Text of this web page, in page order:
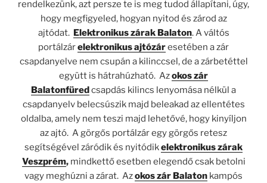
rendelkezünk, azt persze te is meg tudod állapítani, úgy,
hogy megfigyeled, hogyan nyitod és zárod az
ajtódat. Elektronikus zárak Balaton.A váltós
portálzárelektronikus ajtózáresetében a zár
csapdanyelve nem csupán a kilinccsel, de a zárbetéttel
együtt is hátrahúzható. Azokos zár
Balatonfüredcsapdás kilincs lenyomása nélkül a
csapdanyelv belecsúszik majd beleakad az ellentétes
oldalba, amely nem teszi majd lehetővé, hogy kinyíljon
az ajtó. A görgős portálzár egy görgős retesz
segítségével záródik és nyitódikelektronikus zárak
Veszprém,mindkettő esetben elegendő csak betolni
vagy meghúzni a zárat. Azokos zár Balaton kampós